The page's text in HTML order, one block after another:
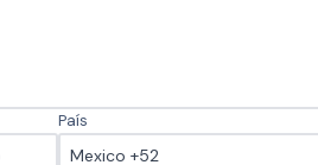
País